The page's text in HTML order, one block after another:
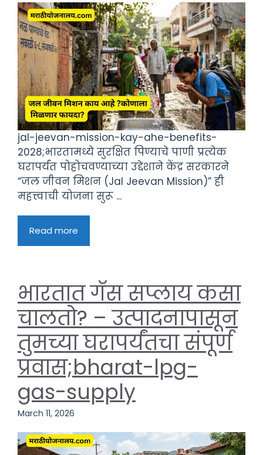
jal-jeevan-mission-kay-ahe-benefits-
2028;भारतामध्ये सुरक्षित पिण्याचे पाणी प्रत्येक
घरापर्यंत पोहोचवण्याच्या उद्देशाने केंद्र सरकारने
“जल जीवन मिशन (Jal Jeevan Mission)” ही
महत्त्वाची योजना सुरू ...
Read more
भारतात गॅस सप्लाय कसा
चालतो? – उत्पादनापासून
तुमच्या घरापर्यंतचा संपूर्ण
प्रवास;bharat-lpg-
gas-supply
March 11, 2026